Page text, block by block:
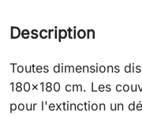
Description
Toutes dimensions
180x180 cm. Les
pour l'extinction un